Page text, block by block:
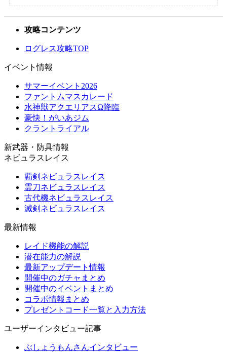
攻略コンテンツ
ログレス攻略TOP
イベント情報
サマーイベント2026
ファントムマスカレード
水神獣アクエリアスΩ降臨
豪快！がいあジム
クラントライアル
新武器・防具情報
ネビュラスレイス
覇剣ネビュラスレイス
霊刀ネビュラスレイス
古代機ネビュラスレイス
滅剣ネビュラスレイス
最新情報
レイド機能の解説
潜在能力の解説
最新アップデート情報
開催中のガチャまとめ
開催中のイベントまとめ
コラボ情報まとめ
プレゼントコード一覧と入力方法
ユーザーインタビュー記事
ぶしょうもんさんインタビュー